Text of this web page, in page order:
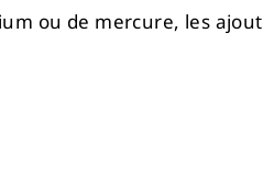
ou de mercure, les